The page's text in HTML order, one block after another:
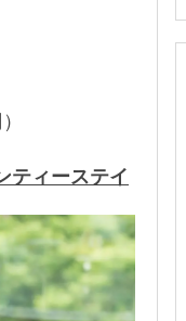
ティーステイ